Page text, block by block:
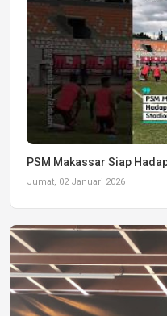
PSM Makassar Siap
Jumat, 02 Januari 2026